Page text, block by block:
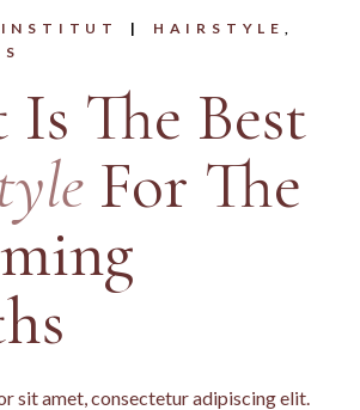
HAIRSTYLE
The Best
For The
sit amet, consectetur adipiscing elit.